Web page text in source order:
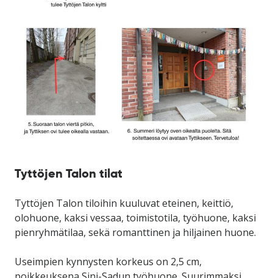
Tyttöjen Talon tilat
Tyttöjen Talon tiloihin kuuluvat eteinen, keittiö,
olohuone, kaksi vessaa, toimistotila, työhuone, kaksi
pienryhmätilaa, sekä romanttinen ja hiljainen huone.
Useimpien kynnysten korkeus on 2,5 cm,